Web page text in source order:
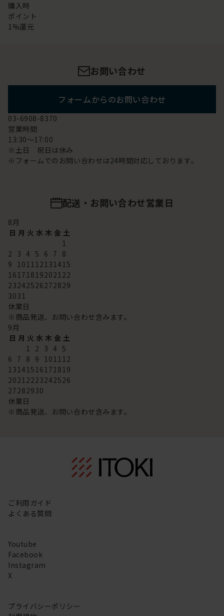
購入時
ポイント
1%還元
お問い合わせ
フォームからのお問い合わせ
03-6908-8370
営業時間
13:30～17:00
※土日 祝日は休み
※フォームでのお問い合わせは24時間対応しております。
配送・お問い合わせ営業日
8月
日 月 火 水 木 金 土
1
2 3 4 5 6 7 8
9 101112131415
16171819202122
23242526272829
3031
休業日
※商品発送、お問い合わせ含みます。
9月
日 月 火 水 木 金 土
1 2 3 4 5
6 7 8 9 101112
13141516171819
20212223242526
27282930
休業日
※商品発送、お問い合わせ含みます。
ご利用ガイド
よくある質問
Youtube
Facebook
Instagram
X
プライバシーポリシー